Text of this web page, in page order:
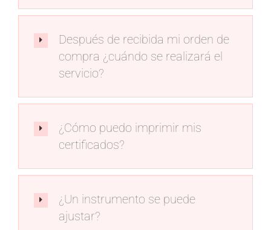
Después de recibida mi orden de
compra ¿cuándo se realizará el
servicio?
¿Cómo puedo imprimir mis
certificados?
¿Un instrumento se puede
ajustar?